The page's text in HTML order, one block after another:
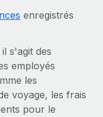
des
risques en
enregistrés
s'agit des
employés
les
voyage, les frais
pour le